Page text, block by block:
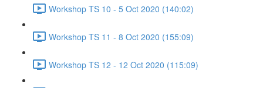
Workshop TS 10 - 5 Oct 2020 (140:02)
Workshop TS 11 - 8 Oct 2020 (155:09)
Workshop TS 12 - 12 Oct 2020 (115:09)